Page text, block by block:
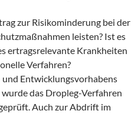
zur Risikominderung bei der
leisten? Ist es
ertragsrelevante Krankheiten
Verfahren?
und Entwicklungsvorhabens
das Dropleg-Verfahren
Auch zur Abdrift im